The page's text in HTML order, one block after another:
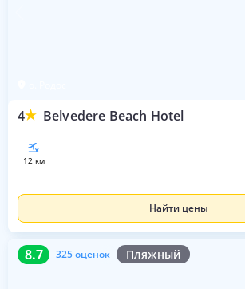
4 Belvedere Beach Hotel
12 км
Найти цены
8.7 325 оценок Пляжный
8.7 325 оценок